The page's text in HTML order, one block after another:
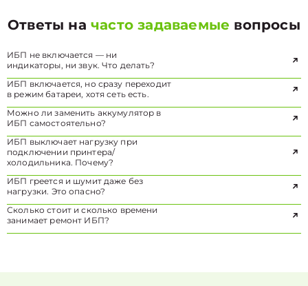
Ответы начасто задаваемые вопросы
ИБП не включается — ни
индикаторы, ни звук. Что делать?
ИБП включается, но сразу переходит
в режим батареи, хотя сеть есть.
Можно ли заменить аккумулятор в
ИБП самостоятельно?
ИБП выключает нагрузку при
подключении принтера/
холодильника. Почему?
ИБП греется и шумит даже без
нагрузки. Это опасно?
Сколько стоит и сколько времени
занимает ремонт ИБП?